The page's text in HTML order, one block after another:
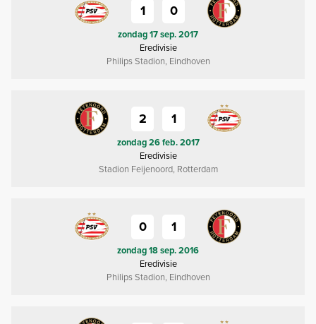
1 0
zondag 17 sep. 2017
Eredivisie
Philips Stadion, Eindhoven
2 1
zondag 26 feb. 2017
Eredivisie
Stadion Feijenoord, Rotterdam
0 1
zondag 18 sep. 2016
Eredivisie
Philips Stadion, Eindhoven